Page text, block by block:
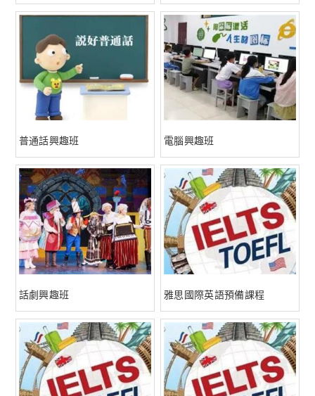
普通話興趣班 電腦興趣班
話劇興趣班 雅思國際英語預備課程